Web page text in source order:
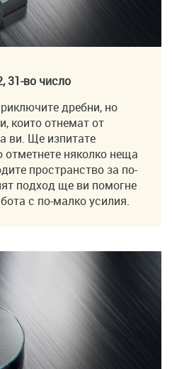
31-во число
дребни, но
които отнемат от
ви. Ще изпитате
отметнете няколко неща
пространство за по-
подход ще ви помогне
с по-малко усилия.